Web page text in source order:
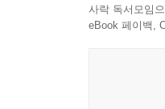
3장에서는
AI 트렌드와
AI의 새로운
사락 독서모임
eBook 페이백,